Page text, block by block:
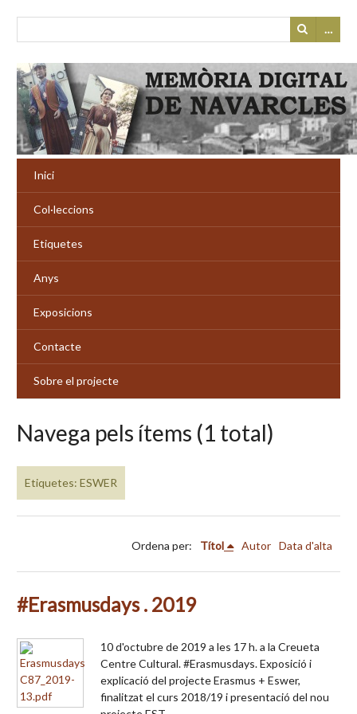
…
Inici
Col·leccions
Etiquetes
Anys
Exposicions
Contacte
Sobre el projecte
Navega pels ítems (1 total)
Etiquetes: ESWER
Ordena per: Títol Autor Data d'alta
#Erasmusdays . 2019
10 d'octubre de 2019 a les 17 h. a la Creueta
Centre Cultural. #Erasmusdays. Exposició i
explicació del projecte Erasmus + Eswer,
finalitzat el curs 2018/19 i presentació del nou